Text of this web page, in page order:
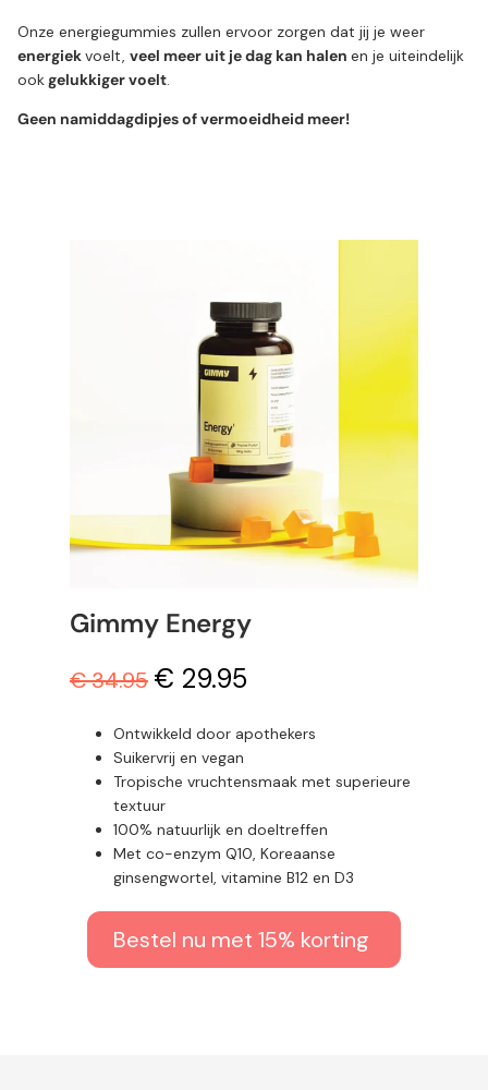
Onze energiegummies zullen ervoor zorgen dat jij je weer
energiekvoelt, veel meer uit je dag kan halen en je uiteindelijk
ookgelukkiger voelt.
Geen namiddagdipjes of vermoeidheid meer!
Gimmy Energy
€ 34.95 € 29.95
Ontwikkeld door apothekers
Suikervrij en vegan
Tropische vruchtensmaak met superieure
textuur
100% natuurlijk en doeltreffen
Met co-enzym Q10, Koreaanse
ginsengwortel, vitamine B12 en D3
Bestel nu met 15% korting